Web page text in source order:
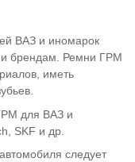
ВАЗ и иномарок
и брендам. Ремни ГРМ
иметь
для ВАЗ и
SKF и др.
следует